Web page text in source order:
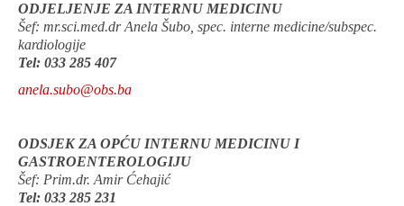
ODJELJENJE ZA INTERNU MEDICINU
Šef: mr.sci.med.dr Anela Šubo, spec. interne medicine/subspec.
kardiologije
Tel: 033 285 407
anela.subo@obs.ba
ODSJEK ZA OPĆU INTERNU MEDICINU I
GASTROENTEROLOGIJU
Šef: Prim.dr. Amir Ćehajić
Tel: 033 285 231